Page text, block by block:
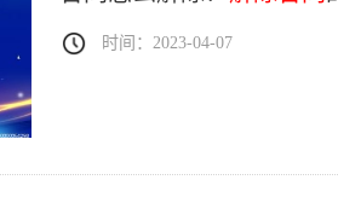
时间：2023-04-07